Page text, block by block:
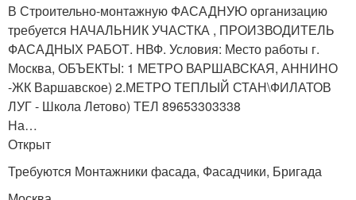
В Строительно-монтажную ФАСАДНУЮ организацию
требуется НАЧАЛЬНИК УЧАСТКА , ПРОИЗВОДИТЕЛЬ
ФАСАДНЫХ РАБОТ. НВФ. Условия: Место работы г.
Москва, ОБЪЕКТЫ: 1 МЕТРО ВАРШАВСКАЯ, АННИНО
-ЖК Варшавское) 2.МЕТРО ТЕПЛЫЙ СТАН\ФИЛАТОВ
ЛУГ - Школа Летово) ТЕЛ 89653303338
На…
Открыт
Требуются Монтажники фасада, Фасадчики, Бригада